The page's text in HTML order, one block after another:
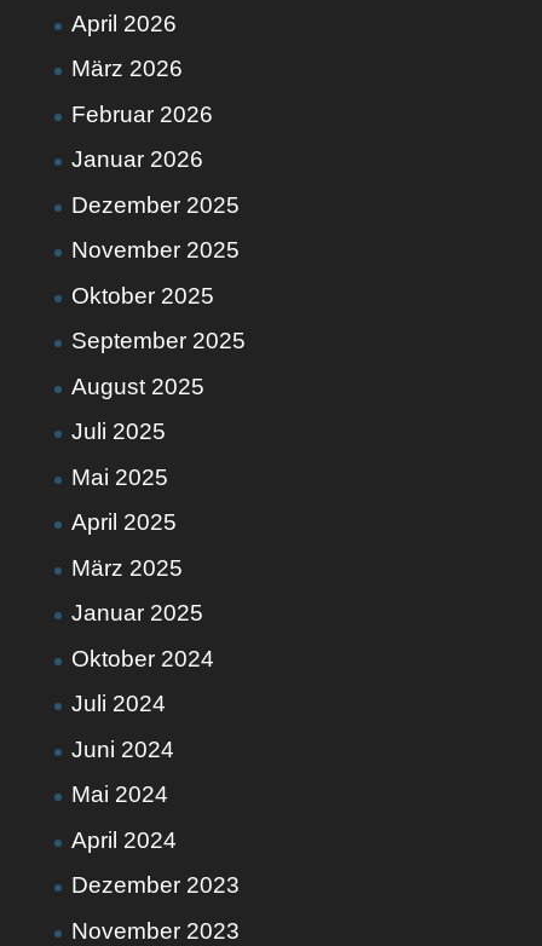
April 2026
März 2026
Februar 2026
Januar 2026
Dezember 2025
November 2025
Oktober 2025
September 2025
August 2025
Juli 2025
Mai 2025
April 2025
März 2025
Januar 2025
Oktober 2024
Juli 2024
Juni 2024
Mai 2024
April 2024
Dezember 2023
November 2023